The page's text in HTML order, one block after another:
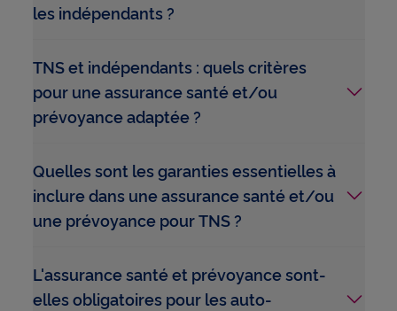
les indépendants ?
TNS et indépendants : quels critères
pour une assurance santé et/ou
prévoyance adaptée ?
Quelles sont les garanties essentielles à
inclure dans une assurance santé et/ou
une prévoyance pour TNS ?
L'assurance santé et prévoyance sont-
elles obligatoires pour les auto-